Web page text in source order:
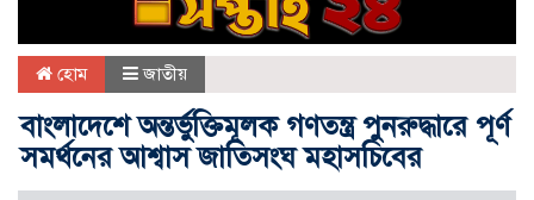
হোম জাতীয়
বাংলাদেশে অন্তর্ভুক্তিমূলক গণতন্ত্র পুনরুদ্ধারে পূর্ণ
সমর্থনের আশ্বাস জাতিসংঘ মহাসচিবের